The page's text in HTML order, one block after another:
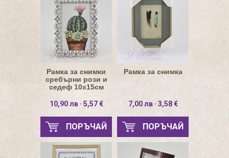
Рамка за снимки
сребърни рози и
седеф 10х15см
10,90 лв · 5,57 €
ПОРЪЧАЙ
Рамка за снимка
7,00 лв · 3,58 €
ПОРЪЧАЙ